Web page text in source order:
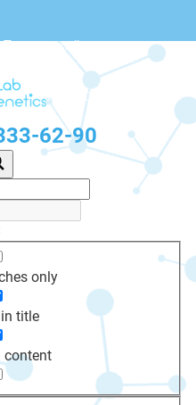
Пионерский
20:00
с 10:00 до 20:00
62-90
only
title
content